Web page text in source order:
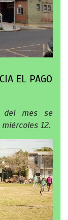
EL PAGO
del mes se
12.